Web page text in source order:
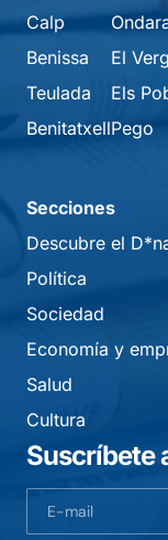
Calp
Benissa
Teulada
Benitatxell
El
Els
Pego
Secciones
Descubre el
Política
Sociedad
Economía y
Salud
Cultura
Suscríbete